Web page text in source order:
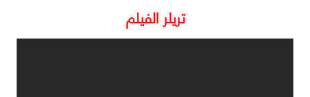
تريلر الفيلم